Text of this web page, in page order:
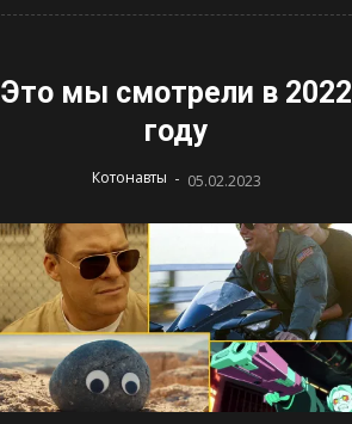
Это мы смотрели в 2022
году
Котонавты - 05.02.2023